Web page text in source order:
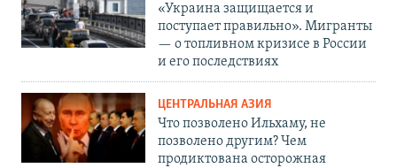
«Украина защищается и
поступает правильно». Мигранты
— о топливном кризисе в России
и его последствиях
ЦЕНТРАЛЬНАЯ АЗИЯ
Что позволено Ильхаму, не
позволено другим? Чем
продиктована осторожная